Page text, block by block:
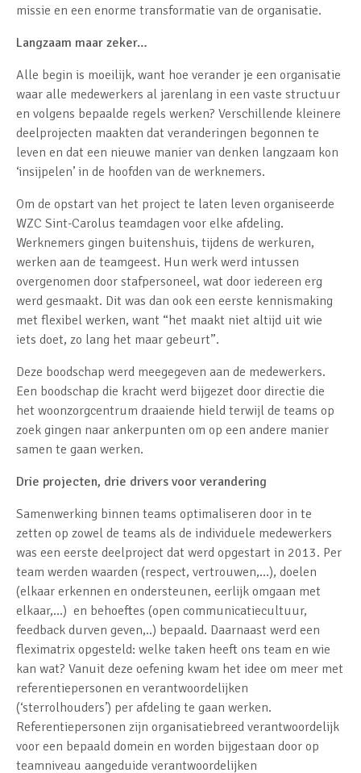
missie en een enorme transformatie van de organisatie.
Langzaam maar zeker…
Alle begin is moeilijk, want hoe verander je een organisatie
waar alle medewerkers al jarenlang in een vaste structuur
en volgens bepaalde regels werken? Verschillende kleinere
deelprojecten maakten dat veranderingen begonnen te
leven en dat een nieuwe manier van denken langzaam kon
‘insijpelen’ in de hoofden van de werknemers.
Om de opstart van het project te laten leven organiseerde
WZC Sint-Carolus teamdagen voor elke afdeling.
Werknemers gingen buitenshuis, tijdens de werkuren,
werken aan de teamgeest. Hun werk werd intussen
overgenomen door stafpersoneel, wat door iedereen erg
werd gesmaakt. Dit was dan ook een eerste kennismaking
met flexibel werken, want “het maakt niet altijd uit wie
iets doet, zo lang het maar gebeurt”.
Deze boodschap werd meegegeven aan de medewerkers.
Een boodschap die kracht werd bijgezet door directie die
het woonzorgcentrum draaiende hield terwijl de teams op
zoek gingen naar ankerpunten om op een andere manier
samen te gaan werken.
Drie projecten, drie drivers voor verandering
Samenwerking binnen teams optimaliseren door in te
zetten op zowel de teams als de individuele medewerkers
was een eerste deelproject dat werd opgestart in 2013. Per
team werden waarden (respect, vertrouwen,…), doelen
(elkaar erkennen en ondersteunen, eerlijk omgaan met
elkaar,…) en behoeftes (open communicatiecultuur,
feedback durven geven,..) bepaald. Daarnaast werd een
fleximatrix opgesteld: welke taken heeft ons team en wie
kan wat? Vanuit deze oefening kwam het idee om meer met
referentiepersonen en verantwoordelijken
(‘sterrolhouders’) per afdeling te gaan werken.
Referentiepersonen zijn organisatiebreed verantwoordelijk
voor een bepaald domein en worden bijgestaan door op
teamniveau aangeduide verantwoordelijken